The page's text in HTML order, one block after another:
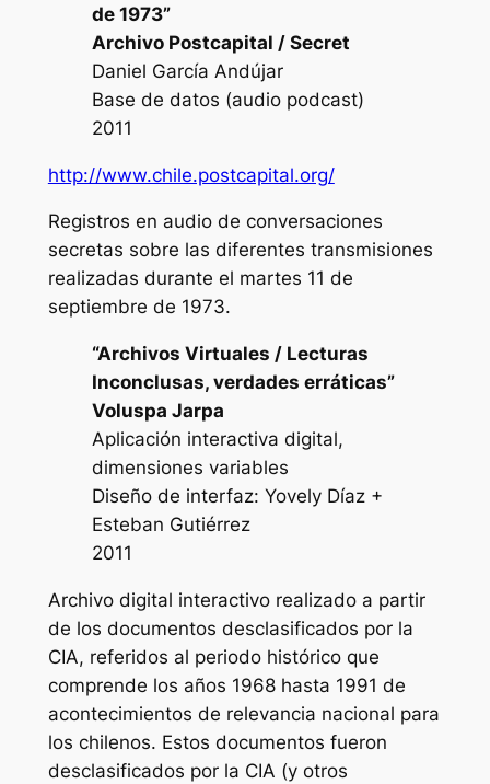
de 1973”
Archivo Postcapital / Secret
Daniel García Andújar
Base de datos (audio podcast)
2011
http://www.chile.postcapital.org/
Registros en audio de conversaciones
secretas sobre las diferentes transmisiones
realizadas durante el martes 11 de
septiembre de 1973.
“Archivos Virtuales / Lecturas
Inconclusas, verdades erráticas”
Voluspa Jarpa
Aplicación interactiva digital,
dimensiones variables
Diseño de interfaz: Yovely Díaz +
Esteban Gutiérrez
2011
Archivo digital interactivo realizado a partir
de los documentos desclasificados por la
CIA, referidos al periodo histórico que
comprende los años 1968 hasta 1991 de
acontecimientos de relevancia nacional para
los chilenos. Estos documentos fueron
desclasificados por la CIA (y otros